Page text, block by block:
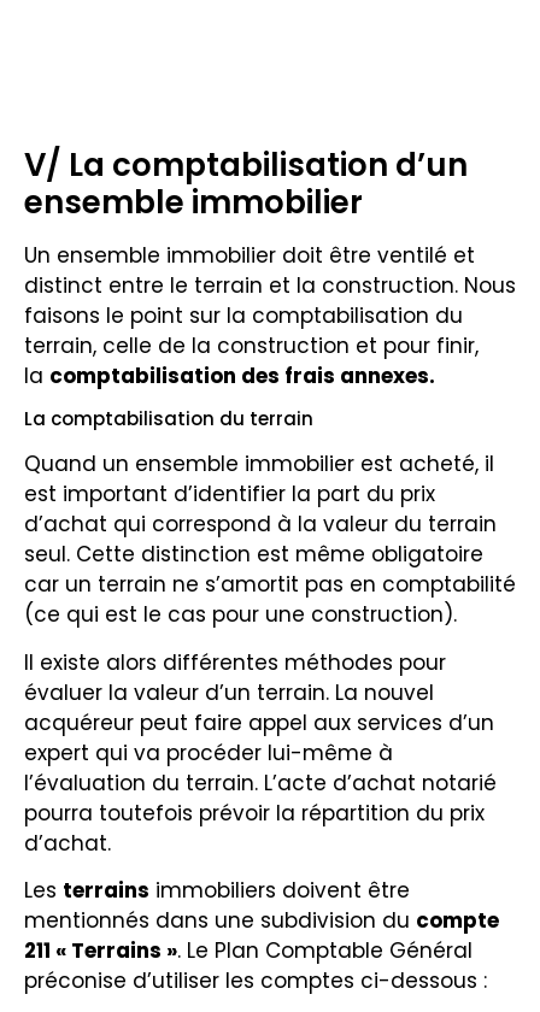
V/ La comptabilisation d’un
ensemble immobilier
Un ensemble immobilier doit être ventilé et
distinct entre le terrain et la construction. Nous
faisons le point sur la comptabilisation du
terrain, celle de la construction et pour finir,
la comptabilisation des frais annexes.
La comptabilisation du terrain
Quand un ensemble immobilier est acheté, il
est important d’identifier la part du prix
d’achat qui correspond à la valeur du terrain
seul. Cette distinction est même obligatoire
car un terrain ne s’amortit pas en comptabilité
(ce qui est le cas pour une construction).
Il existe alors différentes méthodes pour
évaluer la valeur d’un terrain. La nouvel
acquéreur peut faire appel aux services d’un
expert qui va procéder lui-même à
l’évaluation du terrain. L’acte d’achat notarié
pourra toutefois prévoir la répartition du prix
d’achat.
Les terrains immobiliers doivent être
mentionnés dans une subdivision du compte
211 « Terrains ». Le Plan Comptable Général
préconise d’utiliser les comptes ci-dessous :